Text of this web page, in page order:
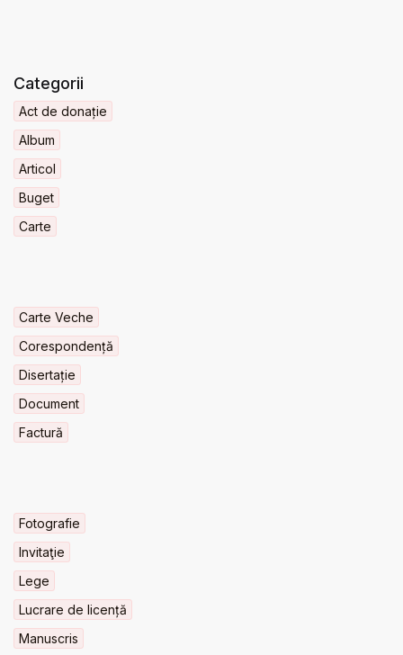
Categorii
Act de donație
Album
Articol
Buget
Carte
Carte Veche
Corespondență
Disertație
Document
Factură
Fotografie
Invitaţie
Lege
Lucrare de licență
Manuscris